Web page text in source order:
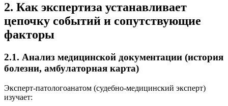
2. Как экспертиза устанавливает
цепочку событий и сопутствующие
факторы
2.1. Анализ медицинской документации (история
болезни, амбулаторная карта)
Эксперт-патологоанатом (судебно-медицинский эксперт)
изучает: